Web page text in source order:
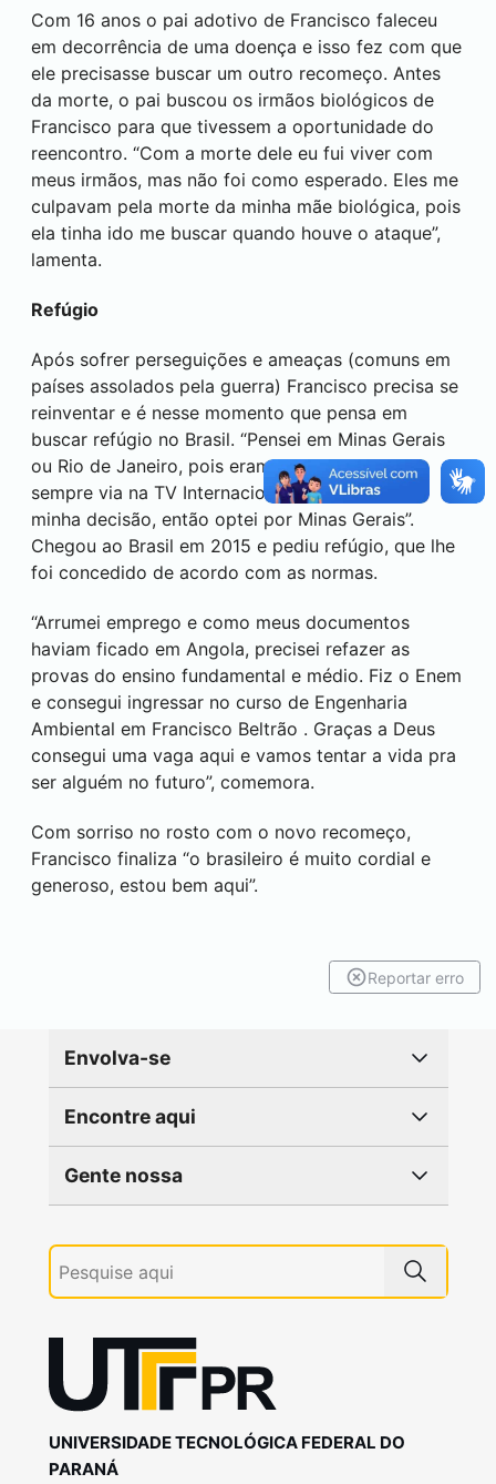
Com 16 anos o pai adotivo de Francisco faleceu
em decorrência de uma doença e isso fez com que
ele precisasse buscar um outro recomeço. Antes
da morte, o pai buscou os irmãos biológicos de
Francisco para que tivessem a oportunidade do
reencontro. “Com a morte dele eu fui viver com
meus irmãos, mas não foi como esperado. Eles me
culpavam pela morte da minha mãe biológica, pois
ela tinha ido me buscar quando houve o ataque”,
lamenta.
Refúgio
Após sofrer perseguições e ameaças (comuns em
países assolados pela guerra) Francisco precisa se
reinventar e é nesse momento que pensa em
buscar refúgio no Brasil. “Pensei em Minas Gerais
ou Rio de Janeiro, pois eram cidades que eu
sempre via na TV Internacional e isso pesou na
minha decisão, então optei por Minas Gerais”.
Chegou ao Brasil em 2015 e pediu refúgio, que lhe
foi concedido de acordo com as normas.
“Arrumei emprego e como meus documentos
haviam ficado em Angola, precisei refazer as
provas do ensino fundamental e médio. Fiz o Enem
e consegui ingressar no curso de Engenharia
Ambiental em Francisco Beltrão . Graças a Deus
consegui uma vaga aqui e vamos tentar a vida pra
ser alguém no futuro”, comemora.
Com sorriso no rosto com o novo recomeço,
Francisco finaliza “o brasileiro é muito cordial e
generoso, estou bem aqui”.
Reportar erro
Envolva-se
Encontre aqui
Gente nossa
UNIVERSIDADE TECNOLÓGICA FEDERAL DO
PARANÁ